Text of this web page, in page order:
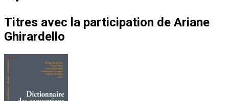
Titres avec la participation de Ariane
Ghirardello